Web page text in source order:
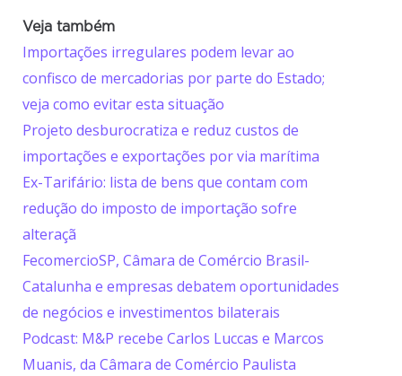
Veja também
Importações irregulares podem levar ao
confisco de mercadorias por parte do Estado;
veja como evitar esta situação
Projeto desburocratiza e reduz custos de
importações e exportações por via marítima
Ex-Tarifário: lista de bens que contam com
redução do imposto de importação sofre
alteraçã
FecomercioSP, Câmara de Comércio Brasil-
Catalunha e empresas debatem oportunidades
de negócios e investimentos bilaterais
Podcast: M&P recebe Carlos Luccas e Marcos
Muanis, da Câmara de Comércio Paulista